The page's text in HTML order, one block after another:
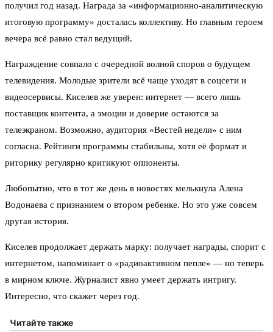
получил год назад. Награда за «информационно-аналитическую
итоговую программу» досталась коллективу. Но главным героем
вечера всё равно стал ведущий.
Награждение совпало с очередной волной споров о будущем
телевидения. Молодые зрители всё чаще уходят в соцсети и
видеосервисы. Киселев же уверен: интернет — всего лишь
поставщик контента, а эмоции и доверие остаются за
телеэкраном. Возможно, аудитория «Вестей недели» с ним
согласна. Рейтинги программы стабильны, хотя её формат и
риторику регулярно критикуют оппоненты.
Любопытно, что в тот же день в новостях мелькнула Алена
Водонаева с признанием о втором ребенке. Но это уже совсем
другая история.
Киселев продолжает держать марку: получает награды, спорит с
интернетом, напоминает о «радиоактивном пепле» — но теперь
в мирном ключе. Журналист явно умеет держать интригу.
Интересно, что скажет через год.
Читайте также